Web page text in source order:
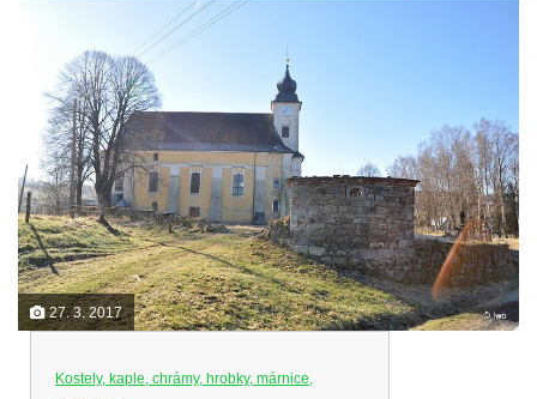
27. 3. 2017
Kostely, kaple, chrámy, hrobky, márnice,